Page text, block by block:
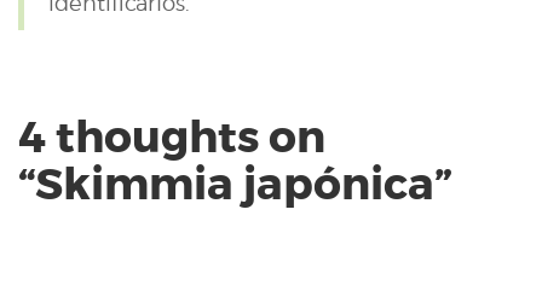
4 thoughts on
“Skimmia japónica”